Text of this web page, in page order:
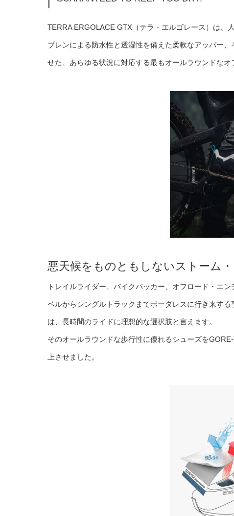
TERRA ERGOLACE GTX（テラ・エルゴレース）は、
ブレンによる防水性と透湿性を備えた柔軟なアッパー
せた、あらゆる状況に対応する最もオールラウンドなオ
悪天候をものともしないストーム
トレイルライダー、バイクパッカー、オフロード・エ
ベルからシングルトラックまでボーダレスに行き来す
は、長時間のライドに理想的な選択肢と言えます。
そのオールラウンドな歩行性に優れるシューズを
上させました。